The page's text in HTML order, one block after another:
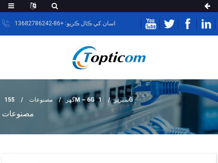
اسان کي ڪال ڪريو: +86-13682786242
گهر مصنوعات 155M ~ 6G سيريز1G
مصنوعات